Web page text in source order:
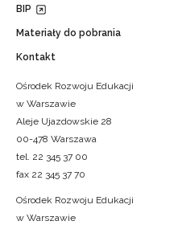
BIP
Materiały do pobrania
Kontakt
Ośrodek Rozwoju Edukacji
w Warszawie
Aleje Ujazdowskie 28
00-478 Warszawa
tel. 22 345 37 00
fax 22 345 37 70
Ośrodek Rozwoju Edukacji
w Warszawie